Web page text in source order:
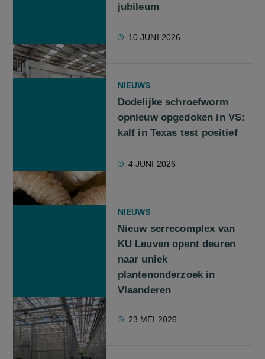
jubileum
10 JUNI 2026
NIEUWS
Dodelijke schroefworm
opnieuw opgedoken in VS:
kalf in Texas test positief
4 JUNI 2026
NIEUWS
Nieuw serrecomplex van
KU Leuven opent deuren
naar uniek
plantenonderzoek in
Vlaanderen
23 MEI 2026